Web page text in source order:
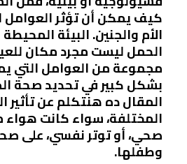
كيف يمكن أن تؤثر العوامل
الأم والجنين. البيئة المحيطة
الحمل ليست مجرد مكان
مجموعة من العوامل التي
بشكل كبير في تحديد صحة
المقال ده هنتكلم عن تأثير
المختلفة، سواء كانت هواء
صحي، أو توتر نفسي، على
وطفلها.